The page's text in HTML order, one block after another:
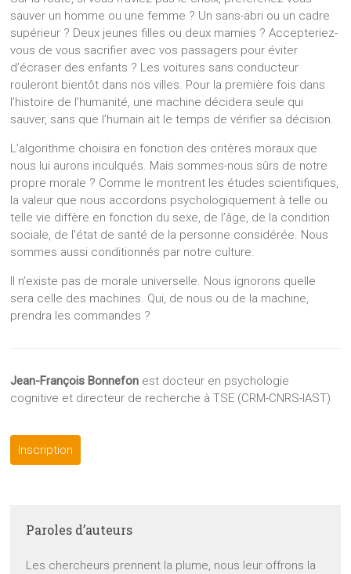
sauver un homme ou une femme ? Un sans-abri ou un cadre
supérieur ? Deux jeunes filles ou deux mamies ? Accepteriez-
vous de vous sacrifier avec vos passagers pour éviter
d’écraser des enfants ? Les voitures sans conducteur
rouleront bientôt dans nos villes. Pour la première fois dans
l’histoire de l’humanité, une machine décidera seule qui
sauver, sans que l’humain ait le temps de vérifier sa décision.
L’algorithme choisira en fonction des critères moraux que
nous lui aurons inculqués. Mais sommes-nous sûrs de notre
propre morale ? Comme le montrent les études scientifiques,
la valeur que nous accordons psychologiquement à telle ou
telle vie diffère en fonction du sexe, de l’âge, de la condition
sociale, de l’état de santé de la personne considérée. Nous
sommes aussi conditionnés par notre culture.
Il n’existe pas de morale universelle. Nous ignorons quelle
sera celle des machines. Qui, de nous ou de la machine,
prendra les commandes ?
Jean-François Bonnefon est docteur en psychologie
cognitive et directeur de recherche à TSE (CRM-CNRS-IAST)
Inscription
Paroles d’auteurs
Les chercheurs prennent la plume, nous leur offrons la